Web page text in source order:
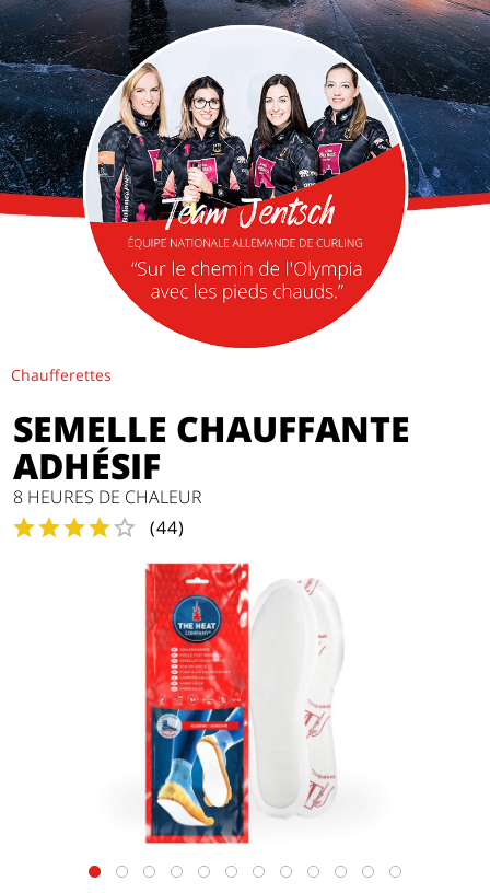
Chaufferettes
SEMELLE CHAUFFANTE
ADHÉSIF
8 HEURES DE CHALEUR
(44)